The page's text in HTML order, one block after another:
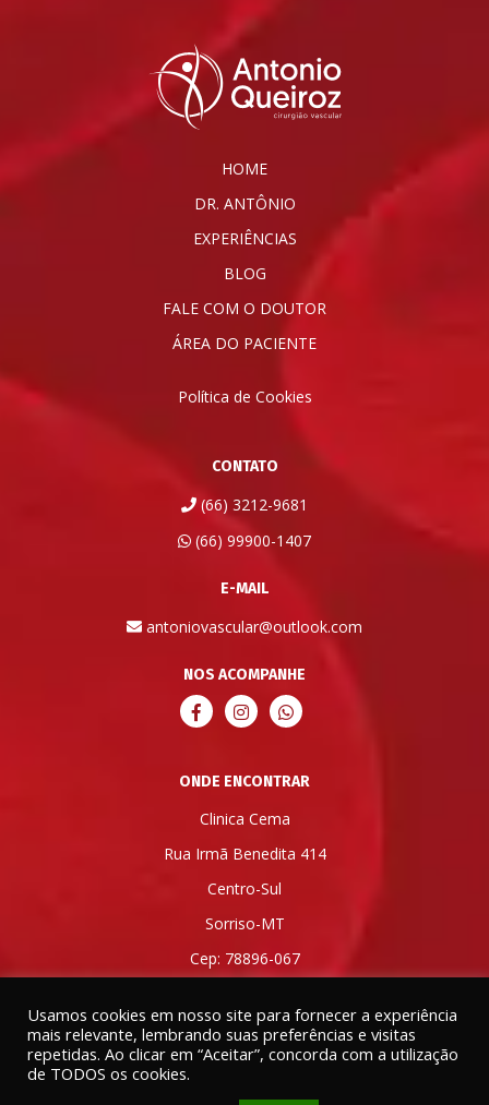
HOME
DR. ANTÔNIO
EXPERIÊNCIAS
BLOG
FALE COM O DOUTOR
ÁREA DO PACIENTE
Política de Cookies
CONTATO
(66) 3212-9681
(66) 99900-1407
E-MAIL
antoniovascular@outlook.com
NOS ACOMPANHE
ONDE ENCONTRAR
Clinica Cema
Rua Irmã Benedita 414
Centro-Sul
Sorriso-MT
Cep: 78896-067
© 2021 Dr. Antônio Santana Queiróz | Todos os direitos
Usamos cookies em nosso site para fornecer a experiência
mais relevante, lembrando suas preferências e visitas
repetidas. Ao clicar em “Aceitar”, concorda com a utilização
de TODOS os cookies.